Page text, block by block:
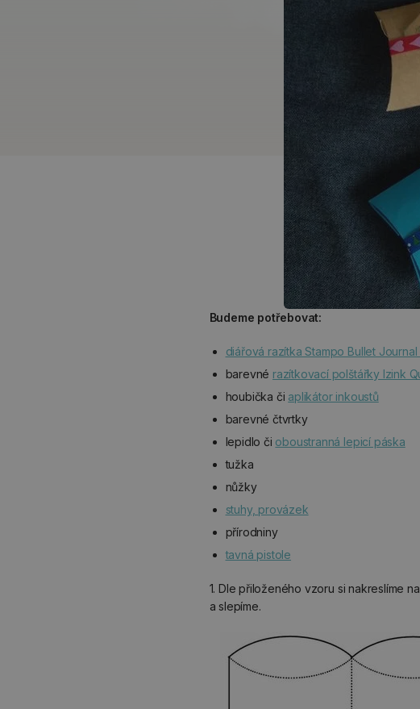
Budeme potřebovat:
diářová razítka Stampo Bullet Journal
barevné razítkovací polštářky Izink
houbička či aplikátor inkoustů
barevné čtvrtky
lepidlo či oboustranná lepicí páska
tužka
nůžky
stuhy, provázek
přírodniny
tavná pistole
1. Dle přiloženého vzoru si nakreslíme
a slepíme.